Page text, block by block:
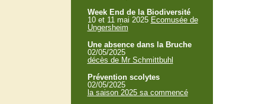
Week End de la Biodiversité
10 et 11 mai 2025 Ecomusée de
Ungersheim
Une absence dans la Bruche
02/05/2025
décès de Mr Schmittbuhl
Prévention scolytes
02/05/2025
la saison 2025 sa commencé